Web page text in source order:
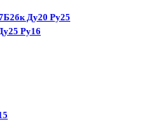
Ду20 Ру25
Ру16